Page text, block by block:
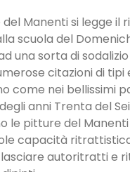
Manenti si legge il
scuola del
una sorta di
citazioni di tipi
come nei bellissimi
anni Trenta del
le pitture del
capacità
autoritratti e